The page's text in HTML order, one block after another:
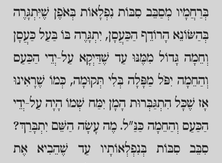
בְּרַחֲמָיו מְסַבֵּב סִבּוֹת נִפְלָאוֹת בְּאֹפֶן שֶׁיִּתְגָּרֶה
בְּהַשּׂוֹנֵא הָרוֹדֵף הַכַּעֲסָן, יִתְגָּרֶה בּוֹ בַּעַל כַּעֲסָן
וְחֵמָה גָּדוֹל מִמֶּנּוּ עַד שֶׁדַּיְקָא עַל-יְדֵי הַכַּעַס
וְהַחֵמָה יִפֹּל מַפָּלָה בְּלִי תְּקוּמָה, כְּמוֹ שֶׁרָאִינוּ
אָז שֶׁכָּל הִתְגַּבְּרוּת הָמָן יִמַּח שְׁמוֹ הָיָה עַל-יְדֵי
הַכַּעַס וְהַחֵמָה כַּנַּ"ל. מֶה עָשָׂה הַשֵּׁם יִתְבָּרַךְ?
סִבֵּב סִבּוֹת בְּנִפְלְאוֹתָיו עַד שֶׁהֵבִיא אֶת